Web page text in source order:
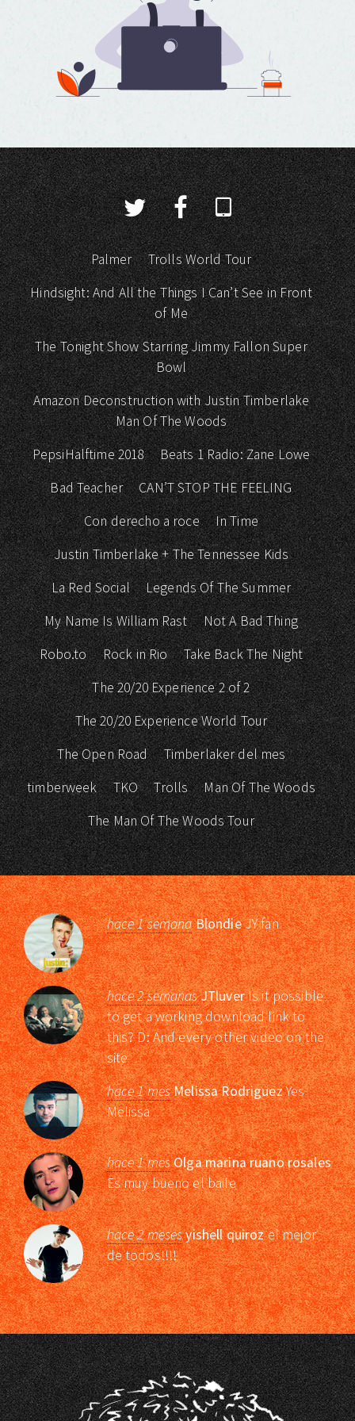
Palmer
Trolls World Tour
Hindsight: And All the Things I Can’t See in Front
of Me
The Tonight Show Starring Jimmy Fallon Super
Bowl
Amazon Deconstruction with Justin Timberlake
Man Of The Woods
PepsiHalftime 2018
Beats 1 Radio: Zane Lowe
Bad Teacher
CAN’T STOP THE FEELING
Con derecho a roce
In Time
Justin Timberlake + The Tennessee Kids
La Red Social
Legends Of The Summer
My Name Is William Rast
Not A Bad Thing
Robo.to
Rock in Rio
Take Back The Night
The 20/20 Experience 2 of 2
The 20/20 Experience World Tour
The Open Road
Timberlaker del mes
timberweek
TKO Trolls
Man Of The Woods
The Man Of The Woods Tour
hace 1 semanaBlondieJY fan
hace 2 semanasJTluverIs it possible
to get a working download link to
this? D: And every other video on the
site
hace 1 mesMelissa RodriguezYes
Melissa
hace 1 mesOlga marina ruano rosales
Es muy bueno el baile
hace 2 mesesyishell quirozel mejor
de todos!!!!